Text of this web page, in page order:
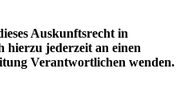
Auskunftsrecht in
hierzu jederzeit an einen
Verantwortlichen wenden.